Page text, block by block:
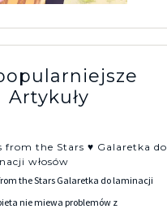
Artykuły
from the Stars ♥ Galaretka do
włosów
the Stars Galaretka do laminacji
nie miewa problemów z